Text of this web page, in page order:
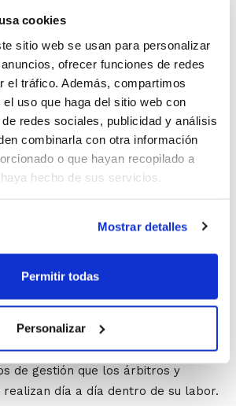
cookies
sitio web se usan para personalizar
ofrecer funciones de redes
el tráfico. Además, compartimos
uso que haga del sitio web con
redes sociales, publicidad y análisis
combinarla con otra información
o que hayan recopilado a
hecho de sus servicios.
Mostrar detalles
Permitir todas
Personalizar
les faciliten su labor.
la solicitud de certificados se suma
ya se venían realizando, como la
la consulta de los fallos
o todos los aspectos
cuestión económica. Estos
otras muchas herramientas que no
ventaja para los miembros del CTA,
de resultados vía sms,
de mesa de consultar on-line su
trabajando en nuevos proyectos y
sigan introduciendo mejoras en
de gestión que los árbitros y
realizan día a día dentro de su labor.